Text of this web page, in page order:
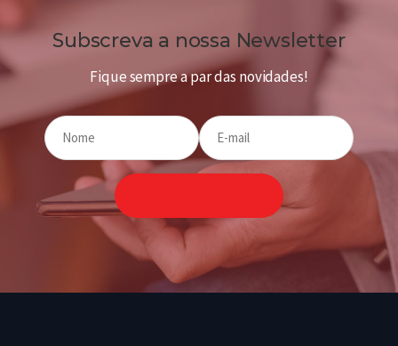
Subscreva a nossa Newsletter
Fique sempre a par das novidades!